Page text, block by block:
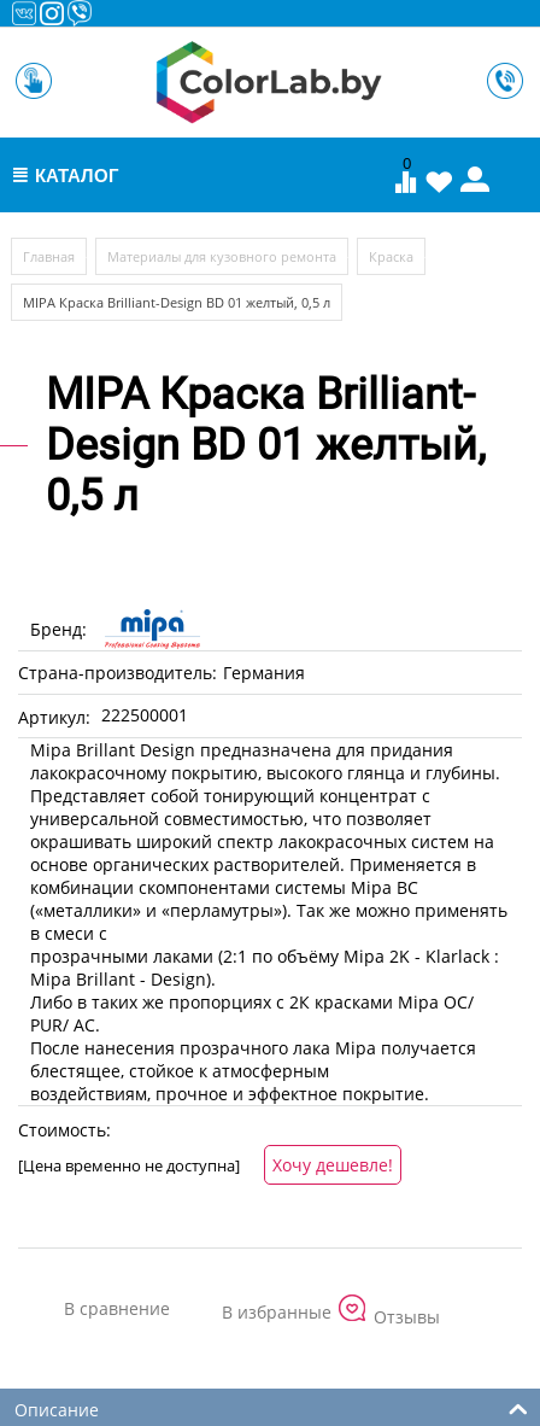
0
КАТАЛОГ
МЕНЮ
Главная Материалы для кузовного ремонта Краска
MIPA Краска Brilliant-Design BD 01 желтый, 0,5 л
MIPA Краска Brilliant-
Design BD 01 желтый,
0,5 л
Бренд:
Страна-производитель: Германия
Артикул: 222500001
Mipa Brillant Design предназначена для придания
лакокрасочному покрытию, высокого глянца и глубины.
Представляет собой тонирующий концентрат с
универсальной совместимостью, что позволяет
окрашивать широкий спектр лакокрасочных систем на
основе органических растворителей. Применяется в
комбинации скомпонентами системы Mipa BC
(«металлики» и «перламутры»). Так же можно применять
в смеси с
прозрачными лаками (2:1 по объёму Mipa 2K - Klarlack :
Mipa Brillant - Design).
Либо в таких же пропорциях с 2К красками Mipa OC/
PUR/ AC.
После нанесения прозрачного лака Mipa получается
блестящее, стойкое к атмосферным
воздействиям, прочное и эффектное покрытие.
Стоимость:
[Цена временно не доступна] Хочу дешевле!
Отзывы
Описание